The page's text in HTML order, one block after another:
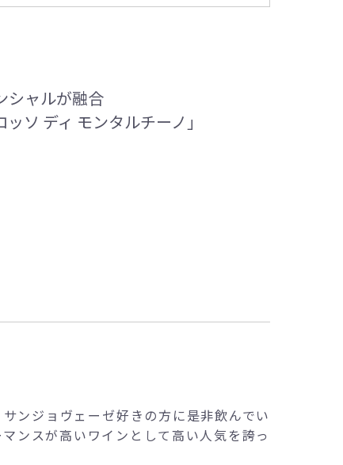
シャルが融合
ソ ディ モンタルチーノ」
ンジョヴェーゼ好きの方に是非飲んでい
ンスが高いワインとして高い人気を誇っ